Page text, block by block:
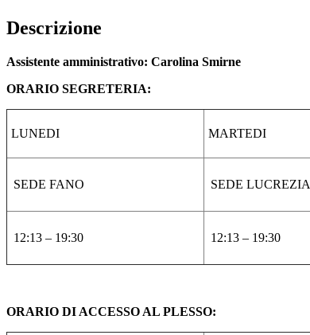
Descrizione
Assistente amministrativo: Carolina Smirne
ORARIO SEGRETERIA:
LUNEDI MARTEDI
SEDE FANO SEDE LUCREZIA
12:13 – 19:30 12:13 – 19:30
ORARIO DI ACCESSO AL PLESSO: